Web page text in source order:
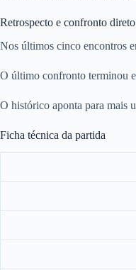
Retrospecto e confronto direto
Nos últimos cinco encontros
O último confronto terminou
O histórico aponta para mais
Ficha técnica da partida